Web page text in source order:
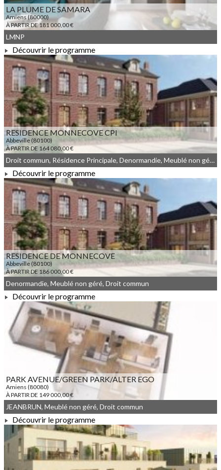
LA PLUME DE SAMARA
Amiens (80000)
À PARTIR DE 181 000,00 €
À PARTIR DE 181 000,00 €
LMNP
Découvrir le programme
RESIDENCE MONNECOVE CPI
Abbeville (80100)
À PARTIR DE 164 080,00 €
À PARTIR DE 164 080,00 €
Droit commun, Résidence Principale, Denormandie, Meublé non géré
Découvrir le programme
RESIDENCE DE MONNECOVE
Abbeville (80100)
À PARTIR DE 186 000,00 €
À PARTIR DE 186 000,00 €
Denormandie, Meublé non géré, Droit commun
Découvrir le programme
PARK AVENUE/GREEN PARK/ALTER EGO
Amiens (80080)
À PARTIR DE 149 000,00 €
À PARTIR DE 149 000,00 €
JEANBRUN, Meublé non géré, Droit commun
Découvrir le programme